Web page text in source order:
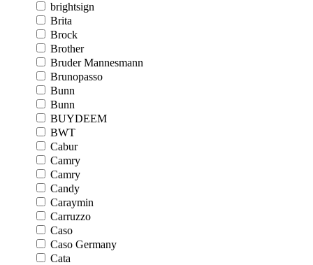
brightsign
Brita
Brock
Brother
Bruder Mannesmann
Brunopasso
Bunn
Bunn
BUYDEEM
BWT
Cabur
Camry
Camry
Candy
Caraymin
Carruzzo
Caso
Caso Germany
Cata